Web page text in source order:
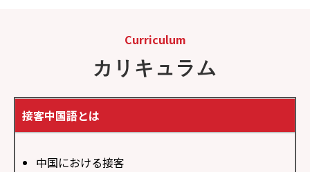
Curriculum
カリキュラム
接客中国語とは
中国における接客